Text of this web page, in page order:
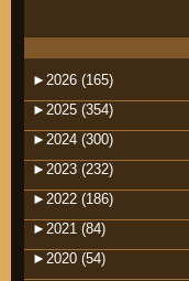
► 2026 (165)
► 2025 (354)
► 2024 (300)
► 2023 (232)
► 2022 (186)
► 2021 (84)
► 2020 (54)